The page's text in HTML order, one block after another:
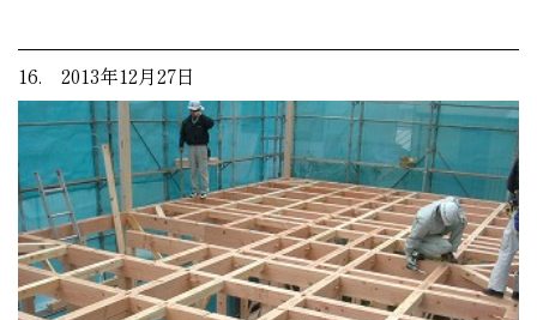
16. 2013年12月27日